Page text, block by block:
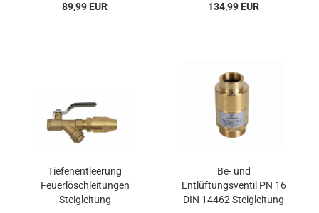
89,99 EUR 134,99 EUR
Tiefenentleerung
Feuerlöschleitungen
Steigleitung
Be- und
Entlüftungsventil PN 16
DIN 14462 Steigleitung